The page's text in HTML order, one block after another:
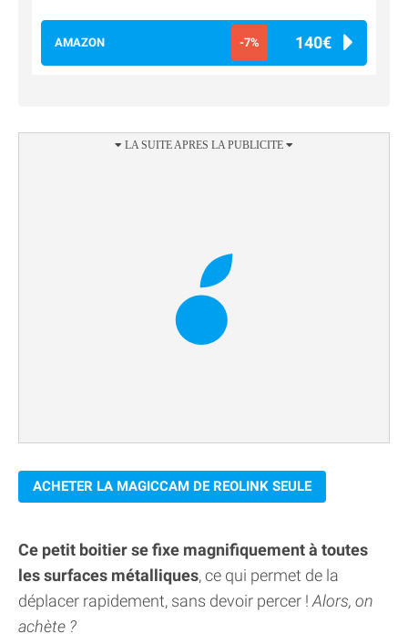
AMAZON -7% 140€
ACHETER LA MAGICCAM DE REOLINK SEULE
Ce petit boitier se fixe magnifiquement à toutes
les surfaces métalliques, ce qui permet de la
déplacer rapidement, sans devoir percer ! Alors, on
achète ?